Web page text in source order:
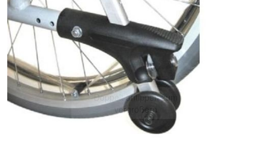
Doppelt antippen zum
vergrößern